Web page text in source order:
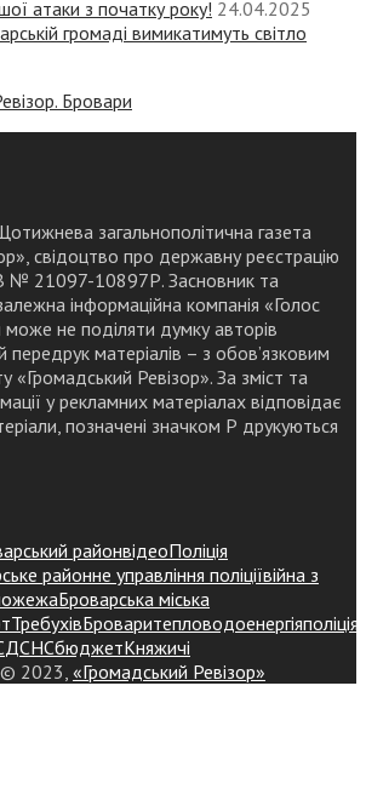
атаки з початку року! 24.04.2025
громаді вимикатимуть світло
Бровари
загальнополітична газета
свідоцтво про державну реєстрацію
№ 21097-10897Р. Засновник та
інформаційна компанія «Голос
не поділяти думку авторів
передрук матеріалів – з обов’язковим
«Громадський Ревізор». За зміст та
у рекламних матеріалах відповідає
позначені значком Р друкуються
районвідеоПоліція
районне управління поліціївійна з
Броварська міська
ТребухівБроваритепловодоенергіяполіція
ДСНСбюджетКняжичі
2023, «Громадський Ревізор»